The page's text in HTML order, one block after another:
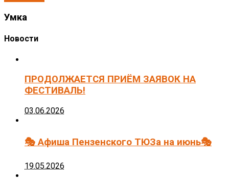
Умка
Новости
ПРОДОЛЖАЕТСЯ ПРИЁМ ЗАЯВОК НА
ФЕСТИВАЛЬ!
03.06.2026
🎭 Афиша Пензенского ТЮЗа на июнь🎭
19.05.2026